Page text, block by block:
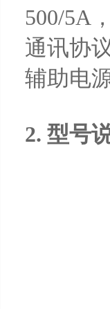
500/5A
通讯协
辅助电
2. 型号